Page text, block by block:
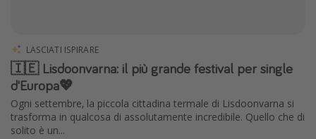
Grecia
Baleari
Egitto
Tunisia
LASCIATI ISPIRARE
🇮🇪 Lisdoonvarna: il più grande festival per single
d'Europa💖
Ogni settembre, la piccola cittadina termale di Lisdoonvarna si
trasforma in qualcosa di assolutamente incredibile. Quello che di
solito è un...